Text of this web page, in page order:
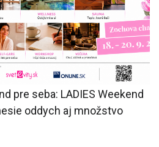
pre seba: LADIES Weekend
oddych aj množstvo